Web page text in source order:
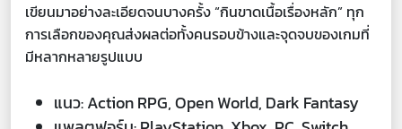
เขียนมาอย่างละเอียดจนบางครั้ง “กินขาดเนื้อเรื่องหลัก” ทุก
การเลือกของคุณส่งผลต่อทั้งคนรอบข้างและจุดจบของเกมที่
มีหลากหลายรูปแบบ
แนว: Action RPG, Open World, Dark Fantasy